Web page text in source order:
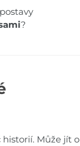
?
historií. Může jít o